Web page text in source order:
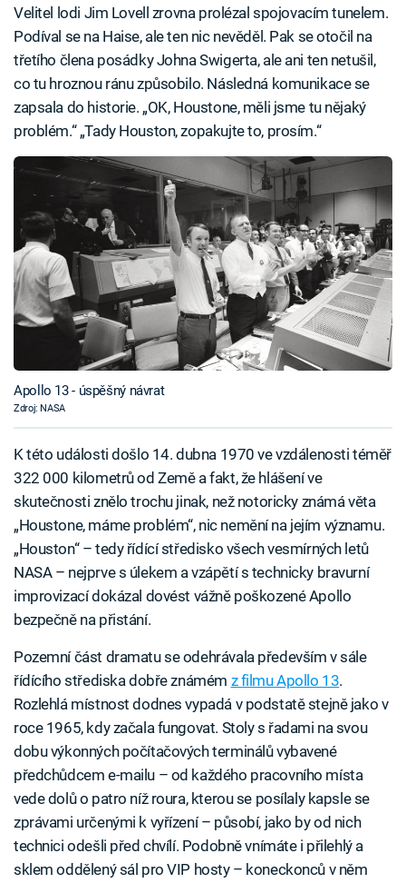
Velitel lodi Jim Lovell zrovna prolézal spojovacím tunelem.
Podíval se na Haise, ale ten nic nevěděl. Pak se otočil na
třetího člena posádky Johna Swigerta, ale ani ten netušil,
co tu hroznou ránu způsobilo. Následná komunikace se
zapsala do historie. „OK, Houstone, měli jsme tu nějaký
problém.“ „Tady Houston, zopakujte to, prosím.“
Apollo 13 - úspěšný návrat
Zdroj: NASA
K této události došlo 14. dubna 1970 ve vzdálenosti téměř
322 000 kilometrů od Země a fakt, že hlášení ve
skutečnosti znělo trochu jinak, než notoricky známá věta
„Houstone, máme problém“, nic nemění na jejím významu.
„Houston“ – tedy řídící středisko všech vesmírných letů
NASA – nejprve s úlekem a vzápětí s technicky bravurní
improvizací dokázal dovést vážně poškozené Apollo
bezpečně na přistání.
Pozemní část dramatu se odehrávala především v sále
řídícího střediska dobře známém z filmu Apollo 13.
Rozlehlá místnost dodnes vypadá v podstatě stejně jako v
roce 1965, kdy začala fungovat. Stoly s řadami na svou
dobu výkonných počítačových terminálů vybavené
předchůdcem e-mailu – od každého pracovního místa
vede dolů o patro níž roura, kterou se posílaly kapsle se
zprávami určenými k vyřízení – působí, jako by od nich
technici odešli před chvílí. Podobně vnímáte i přilehlý a
sklem oddělený sál pro VIP hosty – koneckonců v něm